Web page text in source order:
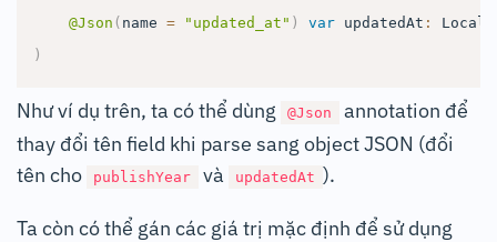
@Json ( name = "updated_at" ) var updatedAt :
)
Như ví dụ trên, ta có thể dùng @Json
annotation để
thay đổi tên field khi parse sang object JSON (đổi
tên cho
publishYear và updatedAt ).
Ta còn có thể gán các giá trị mặc định để sử dụng